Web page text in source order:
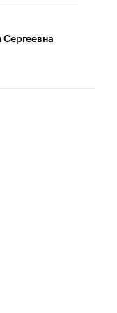
Сергеевна